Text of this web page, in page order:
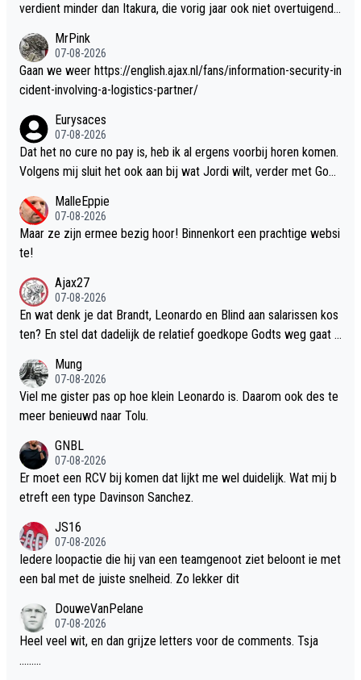
verdient minder dan Itakura, die vorig jaar ook niet overtuigend
MrPink
07-08-2026
Gaan we weer https://english.ajax.nl/fans/information-security-in
cident-involving-a-logistics-partner/
Eurysaces
07-08-2026
Dat het no cure no pay is, heb ik al ergens voorbij horen komen.
Volgens mij sluit het ook aan bij wat Jordi wilt, verder met Godt
et je nadenken. Mendes denkt dit voor elkaar te kunnen krijgen.
MalleEppie
07-08-2026
Maar ze zijn ermee bezig hoor! Binnenkort een prachtige websi
te!
Ajax27
07-08-2026
En wat denk je dat Brandt, Leonardo en Blind aan salarissen kos
ten? En stel dat dadelijk de relatief goedkope Godts weg gaat e
an dat geld weg en nog 2 flinke salarissen erbij. Ik vind het overi
gens goed dat Ajax flink investeert zodat we weer zo snel mog
elijk aan de top staan. Maar niet doen alsof we nix uitgeven. Het
t voor de komende jaren weer flink stijgen. Dat is een risico.
Mung
07-08-2026
Viel me gister pas op hoe klein Leonardo is. Daarom ook des te
meer benieuwd naar Tolu.
GNBL
07-08-2026
Er moet een RCV bij komen dat lijkt me wel duidelijk. Wat mij b
etreft een type Davinson Sanchez.
JS16
07-08-2026
Iedere loopactie die hij van een teamgenoot ziet beloont ie met
een bal met de juiste snelheid. Zo lekker dit
DouweVanPelane
07-08-2026
Heel veel wit, en dan grijze letters voor de comments. Tsja
.........